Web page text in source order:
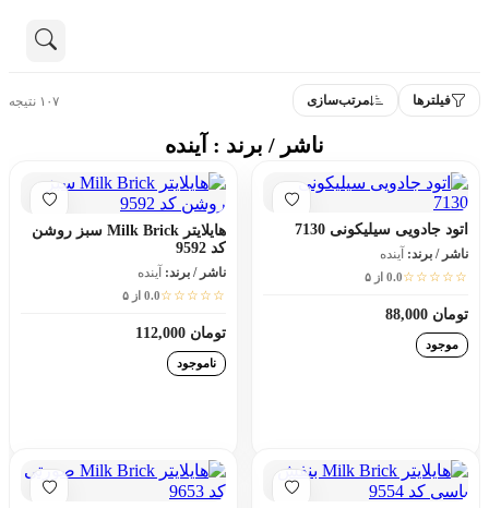
محصولات آینده
درباره ما
همه محصولات
دسته بندی
فیلترها مرتب‌سازی ۱۰۷ نتیجه
ناشر / برند : آینده
اتود جادویی سیلیکونی 7130
ناشر / برند: آینده
☆☆☆☆☆0.0 از ۵
تومان 88,000
موجود
هایلایتر Milk Brick سبز روشن
کد 9592
ناشر / برند: آینده
☆☆☆☆☆0.0 از ۵
تومان 112,000
ناموجود